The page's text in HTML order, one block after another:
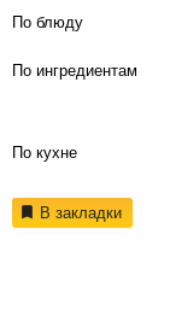
По блюду
По ингредиентам
По кухне
В закладки